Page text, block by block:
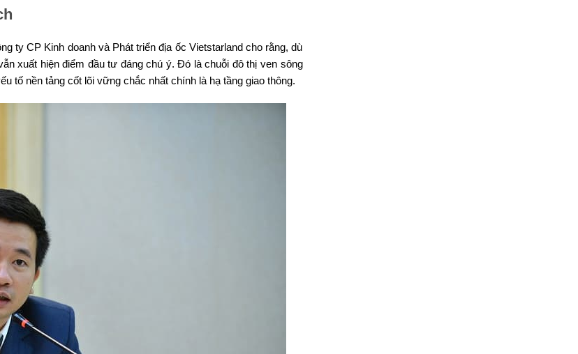
ty CP Kinh doanh và Phát triển địa ốc Vietstarland cho rằng, dù
xuất hiện điểm đầu tư đáng chú ý. Đó là chuỗi đô thị ven sông
tố nền tảng cốt lõi vững chắc nhất chính là hạ tầng giao thông.